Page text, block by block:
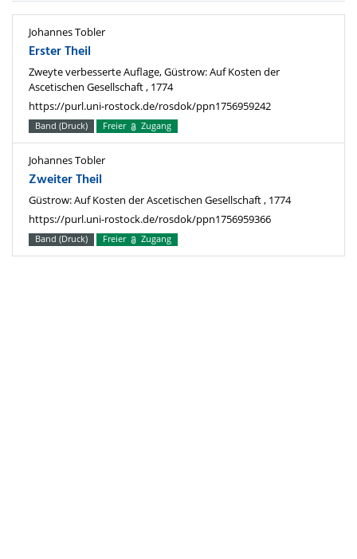
Johannes Tobler
Erster Theil
Zweyte verbesserte Auflage, Güstrow: Auf Kosten der
Ascetischen Gesellschaft , 1774
https://purl.uni-rostock.de/rosdok/ppn1756959242
Band (Druck) Freier Zugang
Johannes Tobler
Zweiter Theil
Güstrow: Auf Kosten der Ascetischen Gesellschaft , 1774
https://purl.uni-rostock.de/rosdok/ppn1756959366
Band (Druck) Freier Zugang